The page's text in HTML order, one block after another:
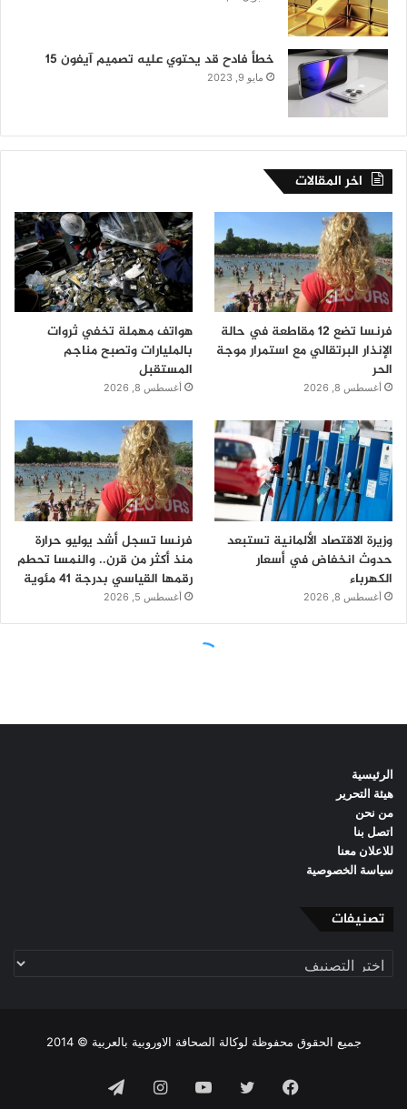
الرئيسية
هيئة التحرير
من نحن
اتصل بنا
للاعلان معنا
سياسة الخصوصية
تصنيفات
تصنيفات
جميع الحقوق محفوظة لوكالة الصحافة الاوروبية بالعربية © 2014
فيسبوك تويتر يوتيوبانستقرامتيلقرام